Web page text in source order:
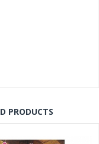
PRODUCTS